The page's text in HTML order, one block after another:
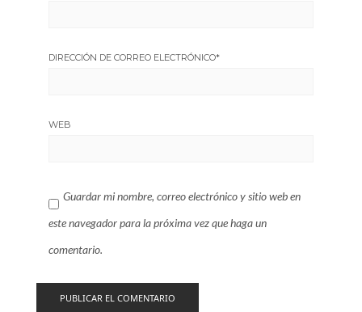
DIRECCIÓN DE CORREO ELECTRÓNICO*
WEB
Guardar mi nombre, correo electrónico y sitio web en
este navegador para la próxima vez que haga un
comentario.